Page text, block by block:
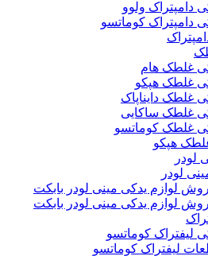
ولوو
کوماتسو
مینی لودر بابکت
مینی لودر بابکت
کوماتسو
کوماتسو